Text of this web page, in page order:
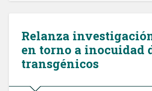
Relanza
en torno a inocuidad
transgénicos